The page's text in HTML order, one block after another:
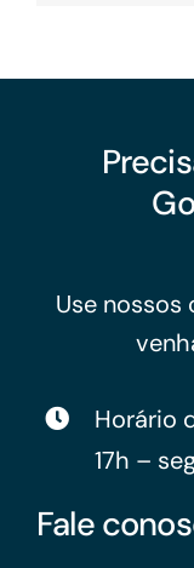
Use
Horário
17h –
Fale